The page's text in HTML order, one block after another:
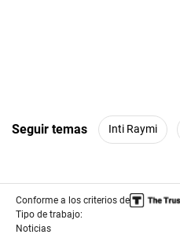
Seguir temas Inti Raymi
Conforme a los criterios de
Tipo de trabajo:
Noticias